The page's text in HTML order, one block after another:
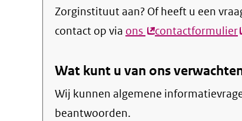
Zorginstituut aan? Of heeft u een
contact op via ons (externe
contactformulier
Wat kunt u van ons
Wij kunnen algemene
beantwoorden.